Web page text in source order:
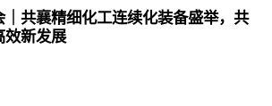
｜共襄精细化工连续化装备盛举，共
效新发展